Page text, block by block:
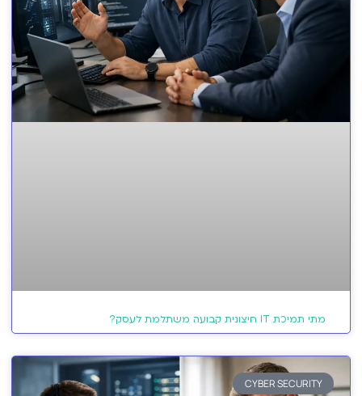
מתי תמיכת IT חיצונית קבועה משתלמת לעסק?
CYBER SECURITY